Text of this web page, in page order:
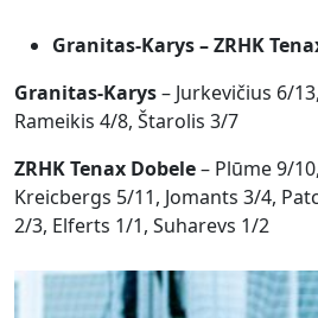
Granitas-Karys – ZRHK
Granitas-Karys– Jurkevičius 6/
Rameikis 4/8, Štarolis 3/7
ZRHK Tenax Dobele– Plūme 9/
Kreicbergs 5/11, Jomants 3/4,
2/3, Elferts 1/1, Suharevs 1/2